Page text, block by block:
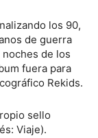
los 90,
de guerra
de los
fuera para
Rekids.
sello
Viaje).